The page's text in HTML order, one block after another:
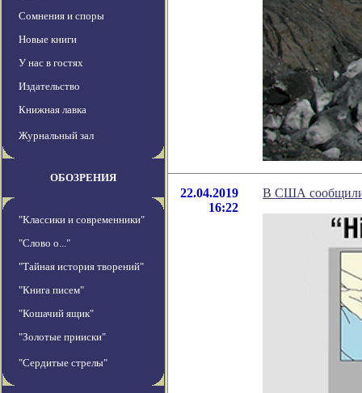
Сомнения и споры
Новые книги
У нас в гостях
Издательство
Книжная лавка
Журнальный зал
ОБОЗРЕНИЯ
"Классики и современники"
"Слово о..."
"Тайная история творений"
"Книга писем"
"Кошачий ящик"
"Золотые прииски"
"Сердитые стрелы"
22.04.2019
16:22
В США сообщили